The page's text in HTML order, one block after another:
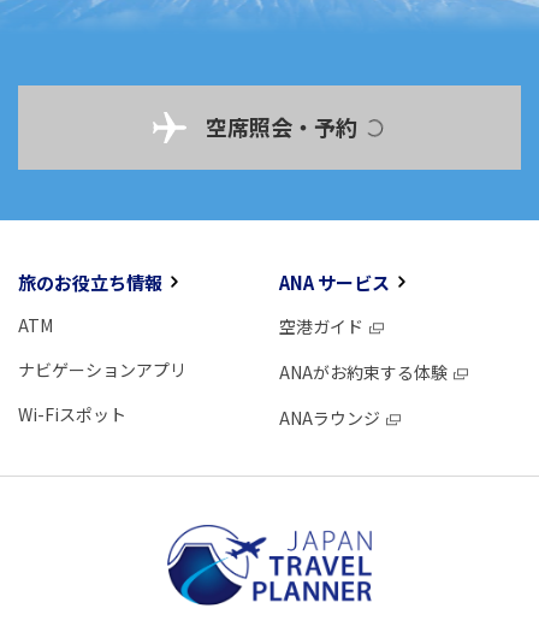
空席照会・予約
旅のお役立ち情報
ATM
ナビゲーションアプリ
Wi-Fiスポット
ANA サービス
空港ガイド
ANAがお約束する体験
ANAラウンジ